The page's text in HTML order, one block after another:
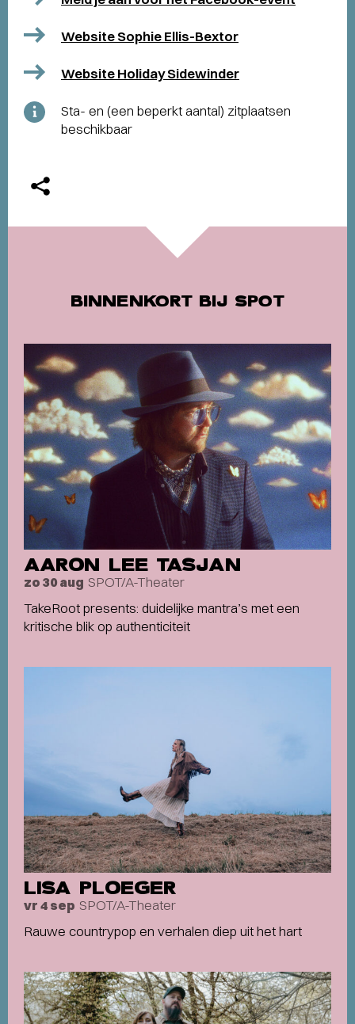
Website Sophie Ellis-Bextor
Website Holiday Sidewinder
Sta- en (een beperkt aantal) zitplaatsen
beschikbaar
BINNENKORT BIJ SPOT
AARON LEE TASJAN
zo 30 aug SPOT/A-Theater
TakeRoot presents: duidelijke mantra’s met een
kritische blik op authenticiteit
LISA PLOEGER
vr 4 sep SPOT/A-Theater
Rauwe countrypop en verhalen diep uit het hart